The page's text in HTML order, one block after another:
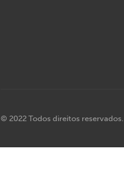
© 2022 Todos direitos reservados.